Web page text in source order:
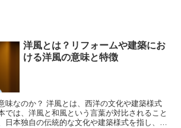
洋風とは？リフォームや建築にお
ける洋風の意味と特徴
、西洋の文化や建築様式
では、洋風と和風という言葉が対比されること
日本独自の伝統的な文化や建築様式を指し、洋